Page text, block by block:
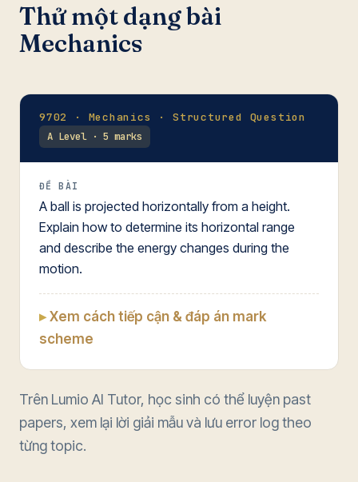
Thử một dạng bài
Mechanics
9702 · Mechanics · Structured Question
A Level · 5 marks
ĐỀ BÀI
A ball is projected horizontally from a height.
Explain how to determine its horizontal range
and describe the energy changes during the
motion.
Xem cách tiếp cận & đáp án mark
scheme
Trên Lumio AI Tutor, học sinh có thể luyện past
papers, xem lại lời giải mẫu và lưu error log theo
từng topic.